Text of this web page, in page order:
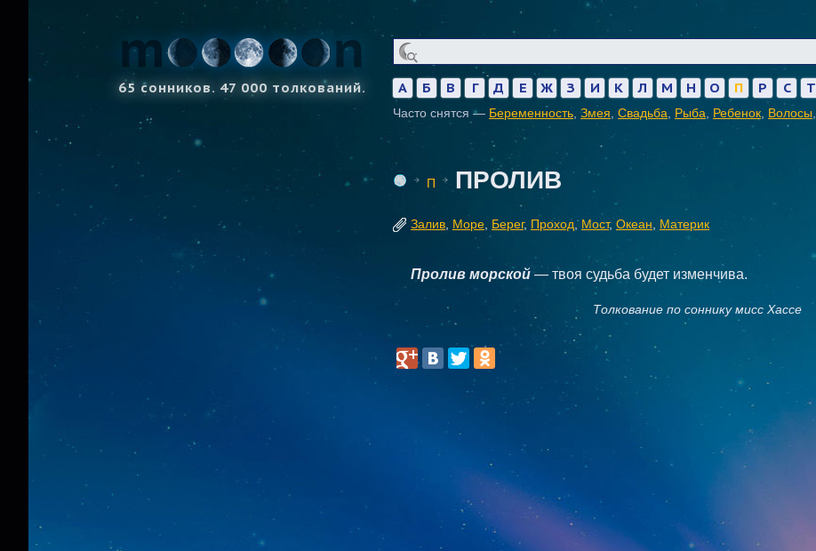
65 сонников. 47 000 толкований. А Б В Г Д Е Ж З И К Л М Н О П Р С Т
Часто снятся — Беременность Змея Свадьба Рыба Ребенок Волосы
П ПРОЛИВ
Залив Море Берег, Проход , Мост, Океан Материк
Пролив морской — твоя судьба будет изменчива.
Толкование по соннику мисс Хассе